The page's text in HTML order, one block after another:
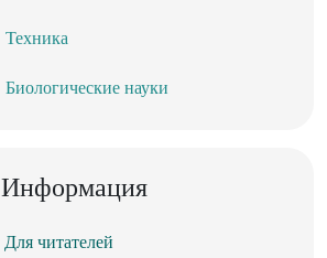
Техника
Биологические науки
Информация
Для читателей